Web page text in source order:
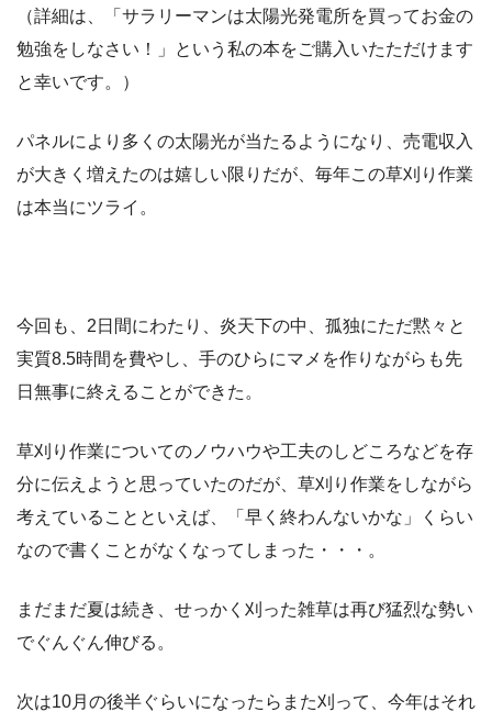
（詳細は、「サラリーマンは太陽光発電所を買ってお金の
勉強をしなさい！」という私の本をご購入いたただけます
と幸いです。）
パネルにより多くの太陽光が当たるようになり、売電収入
が大きく増えたのは嬉しい限りだが、毎年この草刈り作業
は本当にツライ。
今回も、2日間にわたり、炎天下の中、孤独にただ黙々と
実質8.5時間を費やし、手のひらにマメを作りながらも先
日無事に終えることができた。
草刈り作業についてのノウハウや工夫のしどころなどを存
分に伝えようと思っていたのだが、草刈り作業をしながら
考えていることといえば、「早く終わんないかな」くらい
なので書くことがなくなってしまった・・・。
まだまだ夏は続き、せっかく刈った雑草は再び猛烈な勢い
でぐんぐん伸びる。
次は10月の後半ぐらいになったらまた刈って、今年はそれ